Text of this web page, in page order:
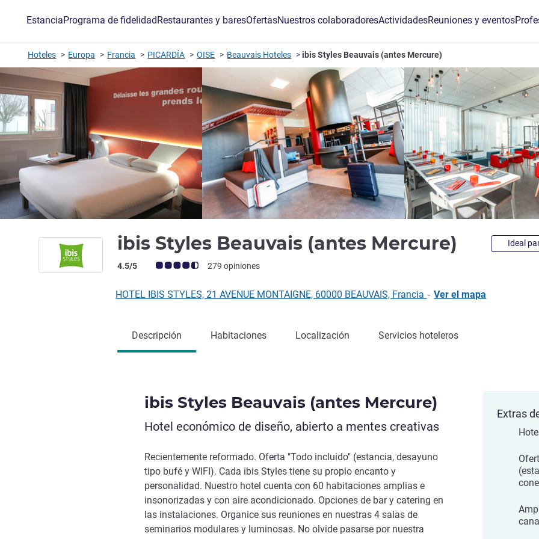
EstanciaPrograma de fidelidadRestaurantes y baresOfertasNuestros colaboradoresActividadesReuniones y eventos
Hoteles Europa Francia PICARDÍA OISE Beauvais Hoteles ibis Styles Beauvais (antes Mercure)
ibis Styles Beauvais (antes Mercure) 3 Ideal
Nota de clientes de Avis (Clasificación de ALL)
4.5/5 279 opiniones
HOTEL IBIS STYLES, 21 AVENUE MONTAIGNE, 60000 BEAUVAIS, Francia - Ver el mapa
Descripción Habitaciones Localización Servicios hoteleros
ibis Styles Beauvais (antes Mercure)
Hotel económico de diseño, abierto a mentes creativas
Recientemente reformado. Oferta "Todo incluido" (estancia, desayuno
tipo bufé y WIFI). Cada ibis Styles tiene su propio encanto y
personalidad. Nuestro hotel cuenta con 60 habitaciones amplias e
insonorizadas y con aire acondicionado. Opciones de bar y catering en
las instalaciones. Organice sus reuniones en nuestras 4 salas de
seminarios modulares y luminosas. No olvide pasarse por nuestra
Extras